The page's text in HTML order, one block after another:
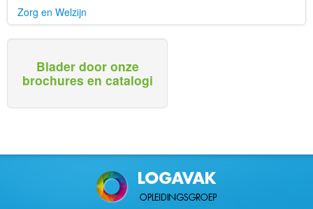
Zorg en Welzijn
Blader door onze
brochures en catalogi